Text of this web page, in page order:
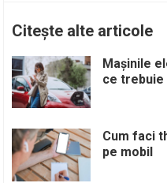
Citește alte articole
Mașinile
ce trebuie
Cum faci
pe mobil